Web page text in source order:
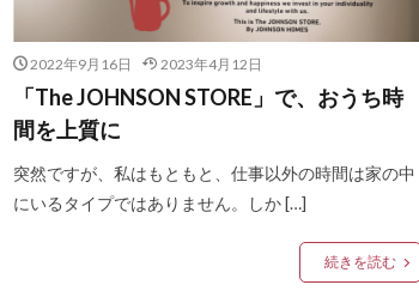
2022年9月16日 2023年4月12日
「The JOHNSON STORE」で、おうち時
間を上質に
突然ですが、私はもともと、仕事以外の時間は家の中
にいるタイプではありません。しか […]
続きを読む